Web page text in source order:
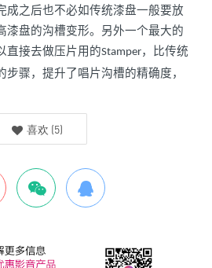
成之后也不必如传统漆盘一般要放
漆盘的沟槽变形。另外一个最大的
直接去做压片用的Stamper，比传统
骤，提升了唱片沟槽的精确度，
喜欢 (5)